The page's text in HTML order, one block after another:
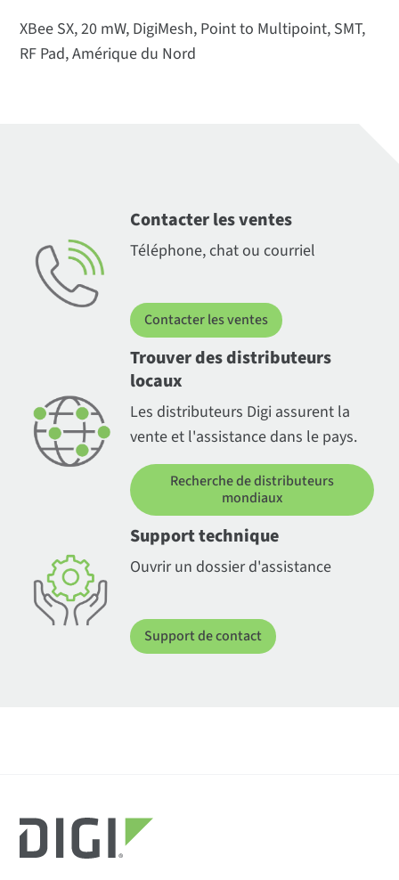
XBee SX, 20 mW, DigiMesh, Point to Multipoint, SMT,
RF Pad, Amérique du Nord
Contacter les ventes
Téléphone, chat ou courriel
Contacter les ventes
Trouver des distributeurs
locaux
Les distributeurs Digi assurent la
vente et l'assistance dans le pays.
Recherche de distributeurs
mondiaux
Support technique
Ouvrir un dossier d'assistance
Support de contact